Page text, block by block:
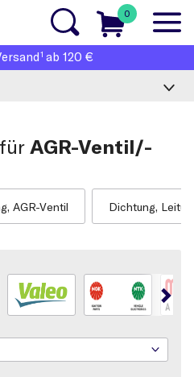
0
1 ab 120 €
AGR-Ventil/-
AGR-Ventil Dichtung,